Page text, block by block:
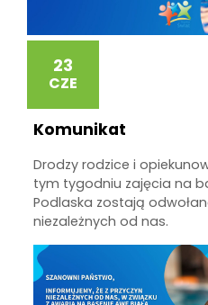
23
CZE
Komunikat
Drodzy rodzice i
tym tygodniu zajęcia na
Podlaska zostają
niezależnych od nas.